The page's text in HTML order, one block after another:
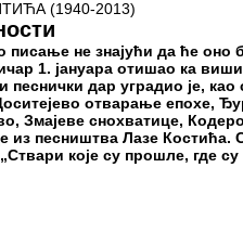
(1940-2013)
не знајући да ће оно
1. јануара отишао ка
песнички дар уградио је,
отварање епохе,
Змајеве снохватице,
из песништва Лазе Костића.
које су прошле, где су